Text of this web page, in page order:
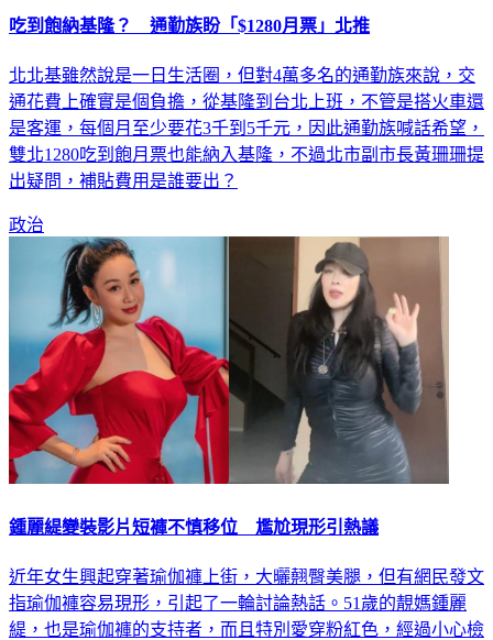
吃到飽納基隆？ 通勤族盼「$1280月票」北推
北北基雖然說是一日生活圈，但對4萬多名的通勤族來說，交
通花費上確實是個負擔，從基隆到台北上班，不管是搭火車還
是客運，每個月至少要花3千到5千元，因此通勤族喊話希望，
雙北1280吃到飽月票也能納入基隆，不過北市副市長黃珊珊提
出疑問，補貼費用是誰要出？
政治
鍾麗緹變裝影片短褲不慎移位 尷尬現形引熱議
近年女生興起穿著瑜伽褲上街，大曬翹臀美腿，但有網民發文
指瑜伽褲容易現形，引起了一輪討論熱話。51歲的靚媽鍾麗
緹，也是瑜伽褲的支持者，而且特別愛穿粉紅色，經過小心檢